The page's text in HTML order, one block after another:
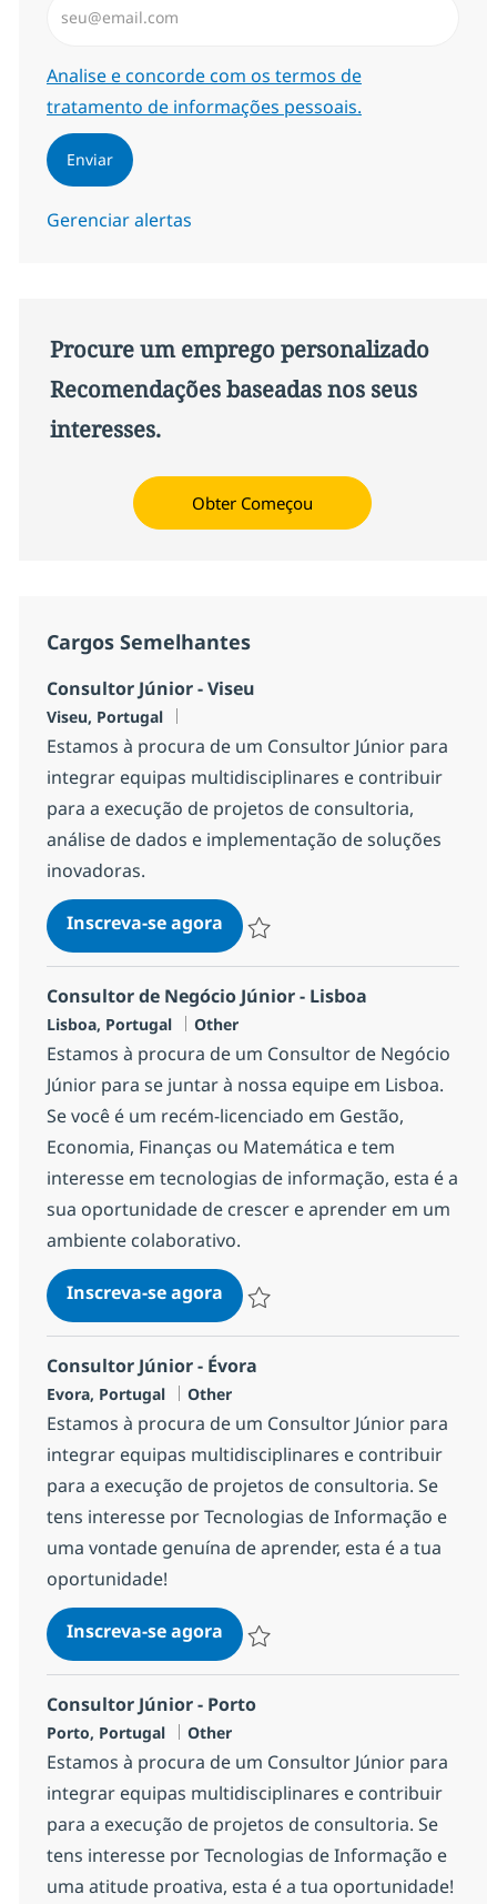
Required
Analise e concorde com os termos de
tratamento de informações pessoais.
Enviar
Gerenciar alertas
Procure um emprego personalizado
Recomendações baseadas nos seus
interesses.
Obter Começou
Cargos Semelhantes
Consultor Júnior - Viseu
Localização
Viseu, Portugal
Estamos à procura de um Consultor Júnior para
integrar equipas multidisciplinares e contribuir
para a execução de projetos de consultoria,
análise de dados e implementação de soluções
inovadoras.
Inscreva-se agoraConsultor Júnior - Viseu
Consultor de Negócio Júnior - Lisboa
Localização
Lisboa, Portugal Categoria
Other
Estamos à procura de um Consultor de Negócio
Júnior para se juntar à nossa equipe em Lisboa.
Se você é um recém-licenciado em Gestão,
Economia, Finanças ou Matemática e tem
interesse em tecnologias de informação, esta é a
sua oportunidade de crescer e aprender em um
ambiente colaborativo.
Inscreva-se agoraConsultor de Negócio Júnior -
Consultor Júnior - Évora
Localização
Evora, Portugal Categoria
Other
Estamos à procura de um Consultor Júnior para
integrar equipas multidisciplinares e contribuir
para a execução de projetos de consultoria. Se
tens interesse por Tecnologias de Informação e
uma vontade genuína de aprender, esta é a tua
oportunidade!
Inscreva-se agoraConsultor Júnior - Évora
Consultor Júnior - Porto
Localização
Porto, Portugal Categoria
Other
Estamos à procura de um Consultor Júnior para
integrar equipas multidisciplinares e contribuir
para a execução de projetos de consultoria. Se
tens interesse por Tecnologias de Informação e
uma atitude proativa, esta é a tua oportunidade!